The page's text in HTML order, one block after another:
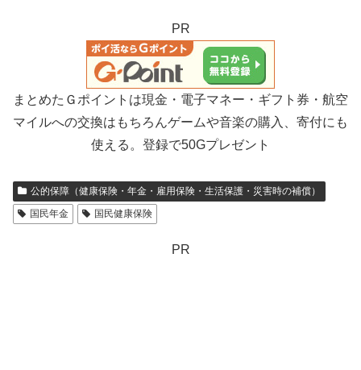
PR
まとめたＧポイントは現金・電子マネー・ギフト券・航空
マイルへの交換はもちろんゲームや音楽の購入、寄付にも
使える。登録で50Gプレゼント
公的保障（健康保険・年金・雇用保険・生活保護・災害時の補償）
国民年金
国民健康保険
PR